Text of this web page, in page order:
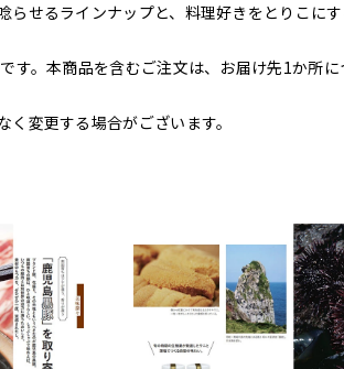
らせるラインナップと、料理好きをとりこに
す。本商品を含むご注文は、お届け先1か所
変更する場合がございます。